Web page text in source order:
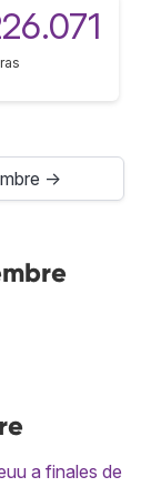
→
a finales de